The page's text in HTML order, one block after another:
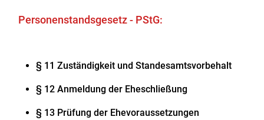
Personenstandsgesetz - PStG:
§ 11 Zuständigkeit und Standesamtsvorbehalt
§ 12 Anmeldung der Eheschließung
§ 13 Prüfung der Ehevoraussetzungen